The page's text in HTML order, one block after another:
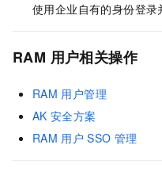
使用企业自有的身份登录
RAM 用户相关操作
RAM 用户管理
AK 安全方案
RAM 用户 SSO 管理